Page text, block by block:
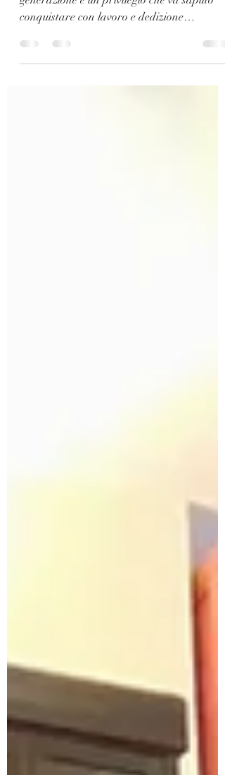
“Essere Giovani imprenditori di quarta
conquistare con lavoro e dedizione
aziendale. Hai la...